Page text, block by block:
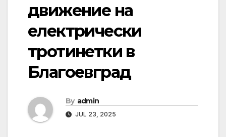
движение на
електрически
тротинетки в
Благоевград
By admin
JUL 23, 2025